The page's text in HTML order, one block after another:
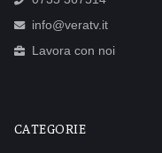
info@veratv.it
Lavora con noi
CATEGORIE